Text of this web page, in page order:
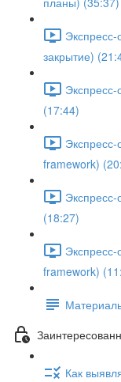
закрытие)
(17:44)
framework)
(18:27)
framework)
Как